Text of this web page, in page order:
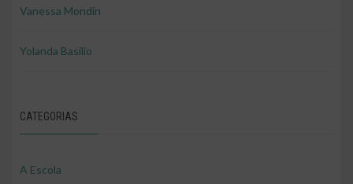
Vanessa Mondin
Yolanda Basilio
CATEGORIAS
A Escola